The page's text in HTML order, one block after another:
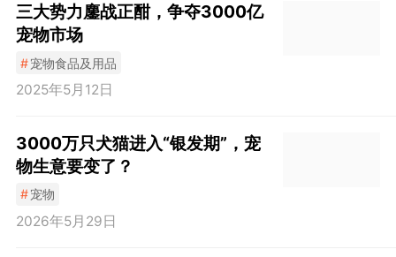
三大势力鏖战正酣，争夺3000亿
宠物市场
#宠物食品及用品
2025年5月12日
3000万只犬猫进入“银发期”，宠
物生意要变了？
#宠物
2026年5月29日